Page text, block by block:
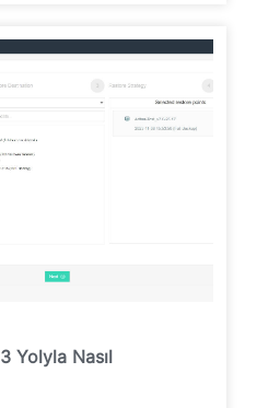
Yolyla Nasıl